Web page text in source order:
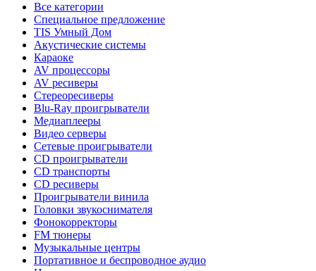
Все категории
Специальное предложение
TIS Умный Дом
Акустические системы
Караоке
AV процессоры
AV ресиверы
Стереоресиверы
Blu-Ray проигрыватели
Медиаплееры
Видео серверы
Сетевые проигрыватели
CD проигрыватели
CD транспорты
CD ресиверы
Проигрыватели винила
Головки звукоснимателя
Фонокорректоры
FM тюнеры
Музыкальные центры
Портативное и беспроводное аудио